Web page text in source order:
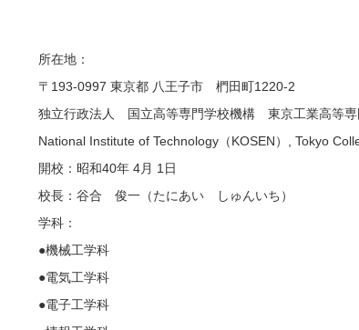
所在地：
〒193-0997 東京都 八王子市 椚田町1220-2
独立行政法人 国立高等専門学校機構 東京工業高等専
National Institute of Technology（KOSEN）, Tokyo
開校：昭和40年 4月 1日
校長：谷合 俊一（たにあい しゅんいち）
学科：
●機械工学科
●電気工学科
●電子工学科